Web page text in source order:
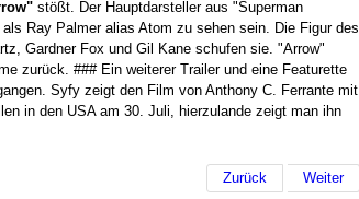
stößt. Der Hauptdarsteller aus "Superman
Ray Palmer alias Atom zu sehen sein. Die Figur des
Gardner Fox und Gil Kane schufen sie. "Arrow"
zurück. ### Ein weiterer Trailer und eine Featurette
Syfy zeigt den Film von Anthony C. Ferrante mit
in den USA am 30. Juli, hierzulande zeigt man ihn
Zurück Weiter